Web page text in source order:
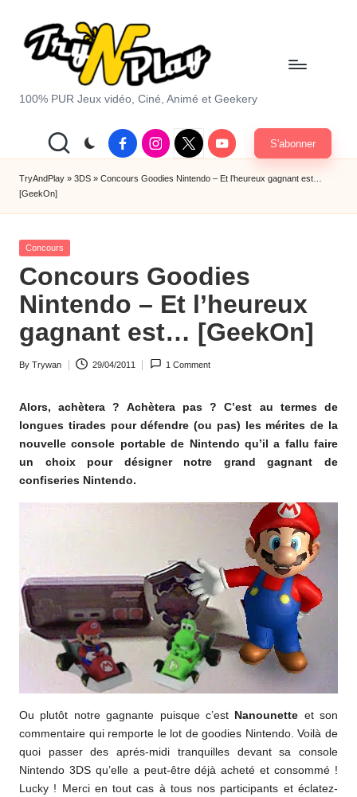
T
y
A
n
d
P
la
y.
c
m
100% PUR Jeux vidéo, Ciné, Animé et Geekery
FacebookInstagram
X
|
Twitter
Youtube S'abonner
TryAndPlay » 3DS » Concours Goodies Nintendo – Et l’heureux gagnant est…
[GeekOn]
Posted
Concours
Concours Goodies
Nintendo – Et l’heureux
gagnant est… [GeekOn]
Posted
By Trywan 29/04/2011 1 Comment
Alors, achètera ? Achètera pas ? C’est au termes de
longues tirades pour défendre (ou pas) les mérites de la
nouvelle console portable de Nintendo qu’il a fallu faire
un choix pour désigner notre grand gagnant de
confiseries Nintendo.
Ou plutôt notre gagnante puisque c’est Nanounette et son
commentaire qui remporte le lot de goodies Nintendo. Voilà de
quoi passer des aprés-midi tranquilles devant sa console
Nintendo 3DS qu’elle a peut-être déjà acheté et consommé !
Lucky ! Merci en tout cas à tous nos participants et éclatez-